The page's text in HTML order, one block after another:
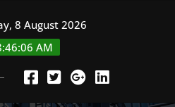
8 August 2026
AM